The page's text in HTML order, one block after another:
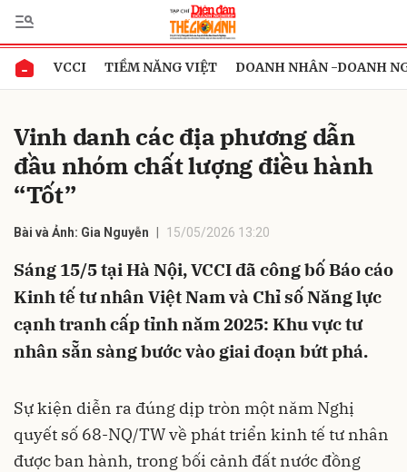
VCCI TIỀM NĂNG VIỆT DOANH NHÂN -DOANH
Vinh danh các địa phương dẫn
đầu nhóm chất lượng điều hành
“Tốt”
Bài và Ảnh: Gia Nguyễn 15/05/2026 13:20
Sáng 15/5 tại Hà Nội, VCCI đã công bố Báo cáo
Kinh tế tư nhân Việt Nam và Chỉ số Năng lực
cạnh tranh cấp tỉnh năm 2025: Khu vực tư
nhân sẵn sàng bước vào giai đoạn bứt phá.
Sự kiện diễn ra đúng dịp tròn một năm Nghị
quyết số 68-NQ/TW về phát triển kinh tế tư nhân
được ban hành, trong bối cảnh đất nước đồng
Gửi bình luận
Hủy Gửi